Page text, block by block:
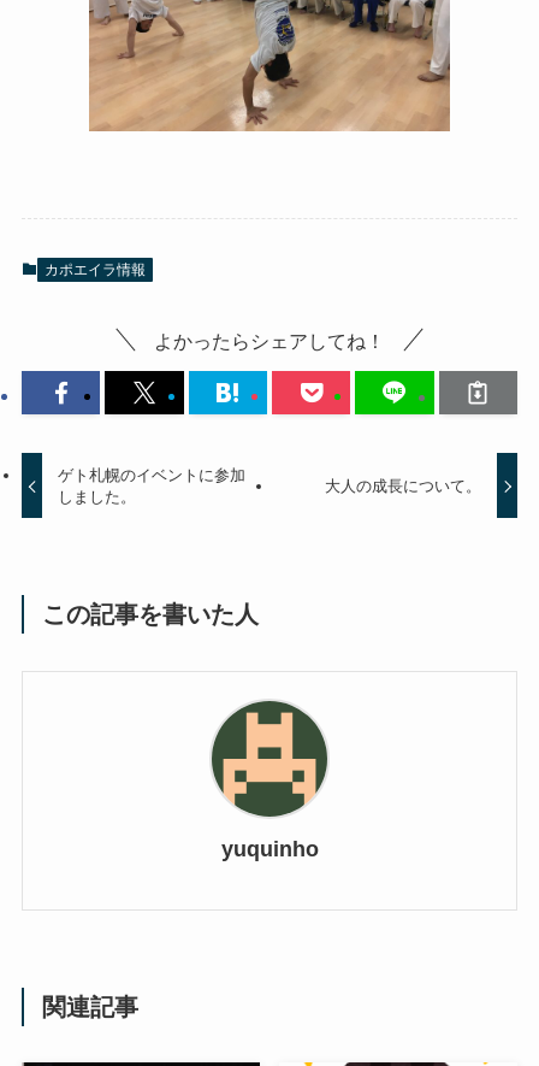
カポエイラ情報
よかったらシェアしてね！
ゲト札幌のイベントに参加
しました。
大人の成長について。
この記事を書いた人
yuquinho
関連記事